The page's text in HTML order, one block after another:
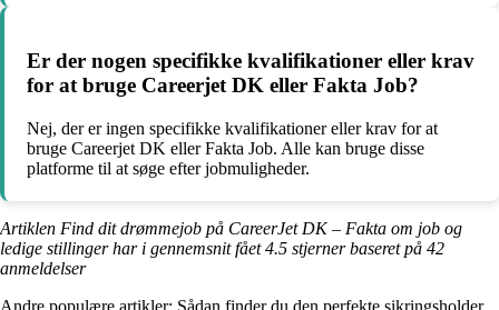
Er der nogen specifikke kvalifikationer eller krav
for at bruge Careerjet DK eller Fakta Job?
Nej, der er ingen specifikke kvalifikationer eller krav for at
bruge Careerjet DK eller Fakta Job. Alle kan bruge disse
platforme til at søge efter jobmuligheder.
Artiklen Find dit drømmejob på CareerJet DK – Fakta om job og
ledige stillinger har i gennemsnit fået4.5 stjerner baseret på 42
anmeldelser